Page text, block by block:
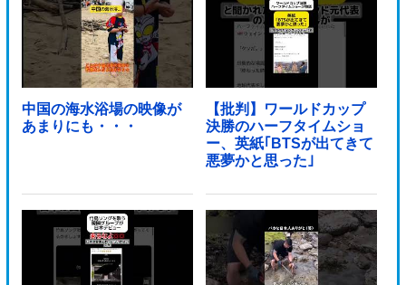
中国の海水浴場の映像が
あまりにも・・・
【批判】ワールドカップ
決勝のハーフタイムショ
ー、英紙｢BTSが出てきて
悪夢かと思った｣